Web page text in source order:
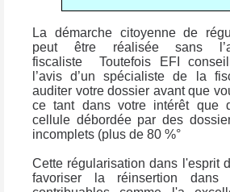
La démarche citoyenne de
peut être réalisée sans
fiscaliste Toutefois EFI
l’avis d’un spécialiste de la
auditer votre dossier avant que
ce tant dans votre intérêt que
cellule débordée par des
incomplets (plus de 80 %°
Cette régularisation dans l'esprit
favoriser la réinsertion